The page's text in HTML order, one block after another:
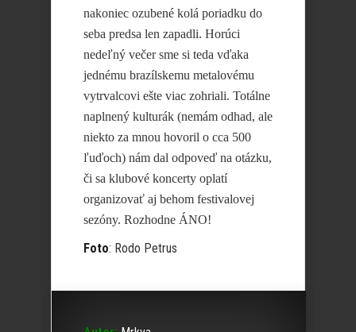
nakoniec ozubené kolá poriadku do
seba predsa len zapadli. Horúci
nedeľný večer sme si teda vďaka
jednému brazílskemu metalovému
vytrvalcovi ešte viac zohriali. Totálne
naplnený kulturák (nemám odhad, ale
niekto za mnou hovoril o cca 500
ľuďoch) nám dal odpoveď na otázku,
či sa klubové koncerty oplatí
organizovať aj behom festivalovej
sezóny. Rozhodne ÁNO!
Foto: Rodo Petrus